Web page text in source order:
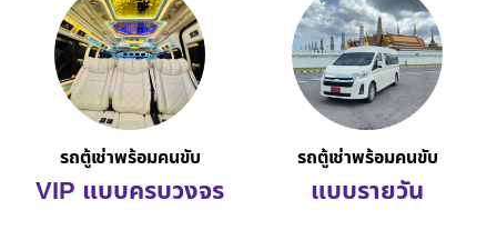
รถตู้เช่าพร้อมคนขับ
VIP แบบครบวงจร
รถตู้เช่าพร้อมคนขับ
แบบรายวัน